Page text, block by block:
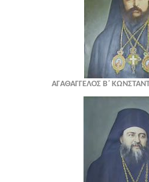
ΑΓΑΘΑΓΓΕΛΟΣ Β΄